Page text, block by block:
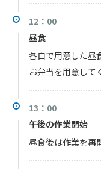
12：00
昼食
各自で用意した昼
お弁当を用意して
13：00
午後の作業開始
昼食後は作業を再